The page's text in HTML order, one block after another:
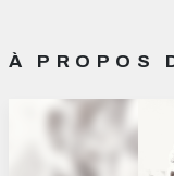
À PROPOS